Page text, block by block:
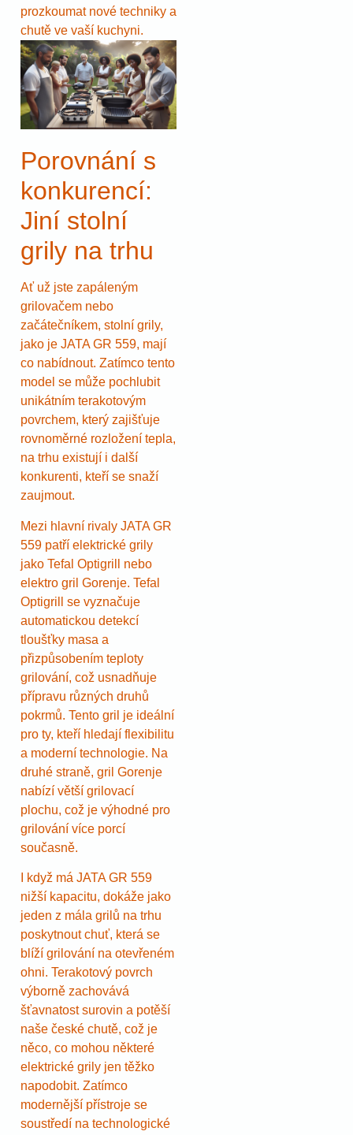
prozkoumat nové techniky a
chutě ve vaší kuchyni.
Porovnání s
konkurencí:
Jiní stolní
grily na trhu
Ať už jste zapáleným
grilovačem nebo
začátečníkem, stolní grily,
jako je JATA GR 559, mají
co nabídnout. Zatímco tento
model se může pochlubit
unikátním terakotovým
povrchem, který zajišťuje
rovnoměrné rozložení tepla,
na trhu existují i další
konkurenti, kteří se snaží
zaujmout.
Mezi hlavní rivaly JATA GR
559 patří elektrické grily
jako Tefal Optigrill nebo
elektro gril Gorenje. Tefal
Optigrill se vyznačuje
automatickou detekcí
tloušťky masa a
přizpůsobením teploty
grilování, což usnadňuje
přípravu různých druhů
pokrmů. Tento gril je ideální
pro ty, kteří hledají flexibilitu
a moderní technologie. Na
druhé straně, gril Gorenje
nabízí větší grilovací
plochu, což je výhodné pro
grilování více porcí
současně.
I když má JATA GR 559
nižší kapacitu, dokáže jako
jeden z mála grilů na trhu
poskytnout chuť, která se
blíží grilování na otevřeném
ohni. Terakotový povrch
výborně zachovává
šťavnatost surovin a potěší
naše české chutě, což je
něco, co mohou některé
elektrické grily jen těžko
napodobit. Zatímco
modernější přístroje se
soustředí na technologické